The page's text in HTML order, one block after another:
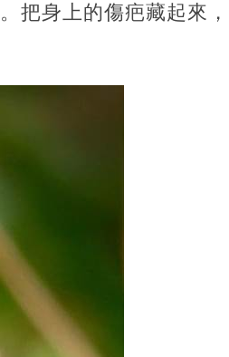
。把身上的傷疤藏起來